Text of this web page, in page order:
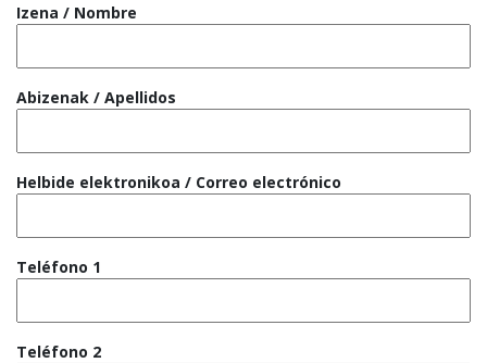
Izena / Nombre
Abizenak / Apellidos
Helbide elektronikoa / Correo electrónico
Teléfono 1
Teléfono 2